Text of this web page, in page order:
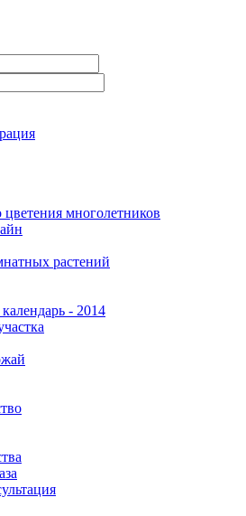
многолетников
растений
- 2014